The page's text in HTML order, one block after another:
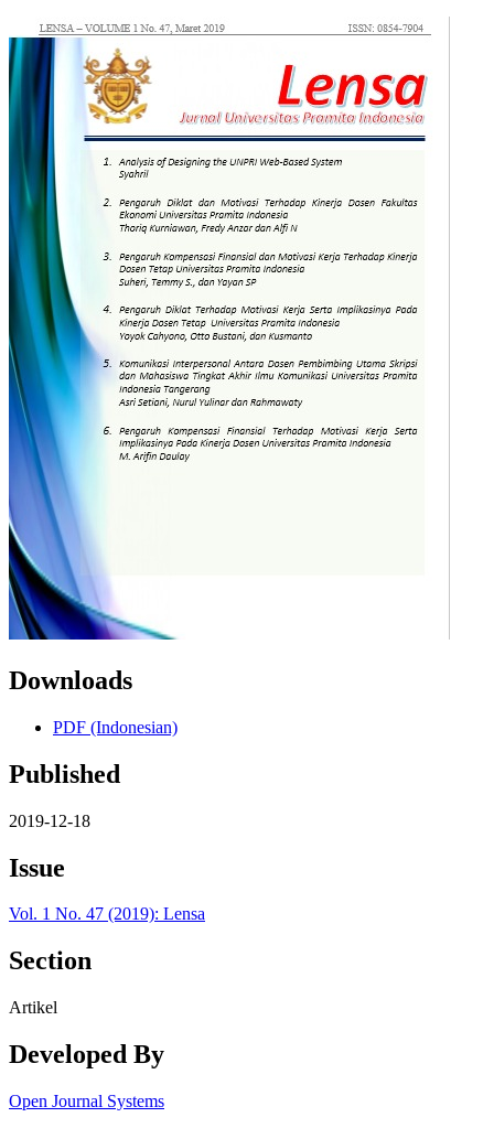
Downloads
PDF (Indonesian)
Published
2019-12-18
Issue
Vol. 1 No. 47 (2019): Lensa
Section
Artikel
Developed By
Open Journal Systems